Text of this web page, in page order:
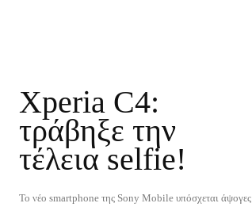
Xperia C4:
τράβηξε την
τέλεια selfie!
Το νέο smartphone της Sony Mobile υπόσχεται άψογες